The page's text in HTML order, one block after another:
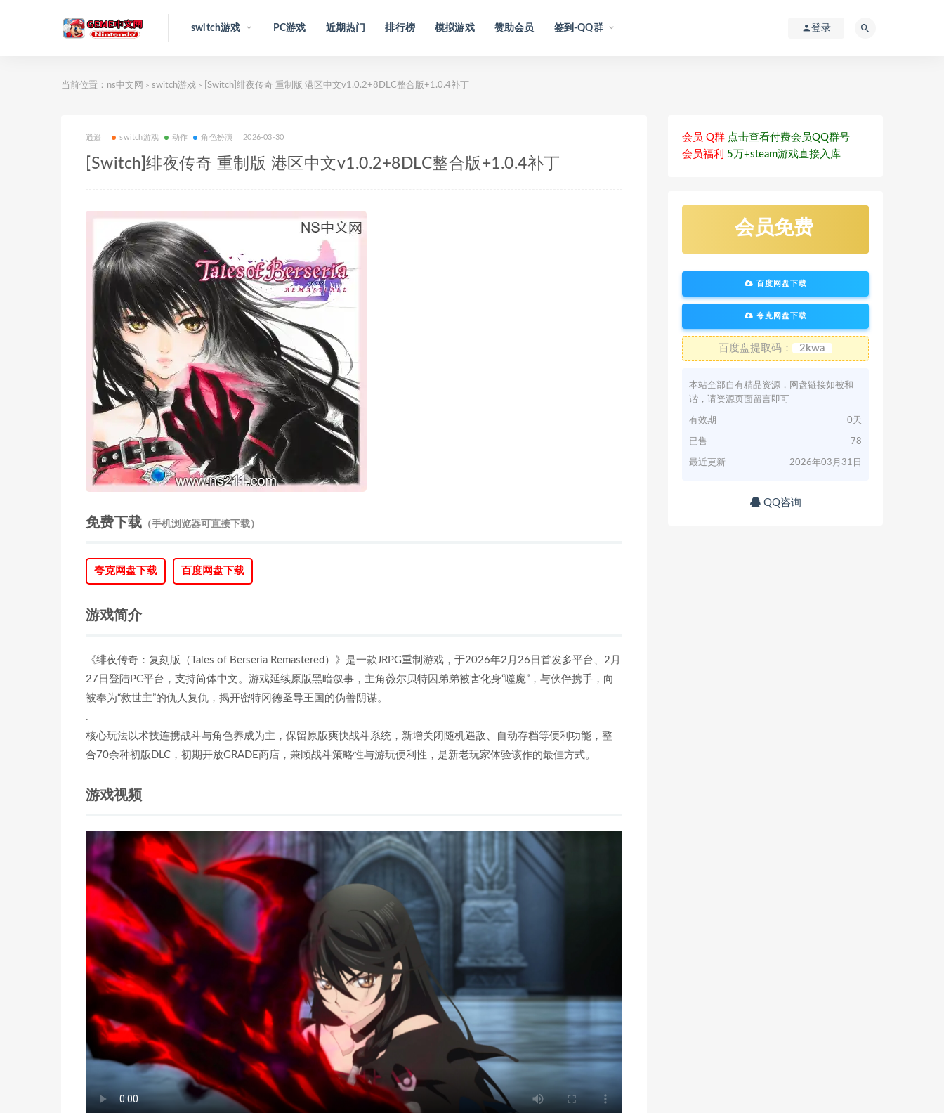
switch游戏 PC游戏 近期热门 排行榜 模拟游戏 赞助会员 签到-QQ群 登录
当前位置： ns中文网 > switch游戏 > [Switch]绯夜传奇 重制版 港区中文v1.0.2+8DLC整合版+1.0.4补丁
逍遥 switch游戏 动作 角色扮演 2026-03-30
[Switch]绯夜传奇 重制版 港区中文v1.0.2+8DLC整合版+1.0.4补丁
免费下载 （手机浏览器可直接下载）
夸克网盘下载 百度网盘下载
游戏简介
《绯夜传奇：复刻版（Tales of Berseria Remastered）》是一款JRPG重制游戏，于2026年2月26日首发多平台、2月
27日登陆PC平台，支持简体中文。游戏延续原版黑暗叙事，主角薇尔贝特因弟弟被害化身“噬魔”，与伙伴携手，向
被奉为“救世主”的仇人复仇，揭开密特冈德圣导王国的伪善阴谋。
.
核心玩法以术技连携战斗与角色养成为主，保留原版爽快战斗系统，新增关闭随机遇敌、自动存档等便利功能，整
合70余种初版DLC，初期开放GRADE商店，兼顾战斗策略性与游玩便利性，是新老玩家体验该作的最佳方式。
游戏视频
会员 Q群 点击查看付费会员QQ群号
会员福利 5万+steam游戏直接入库
会员免费
百度网盘下载
夸克网盘下载
百度盘提取码： 2kwa
本站全部自有精品资源，网盘链接如被和
谐，请资源页面留言即可
有效期 0天
已售 78
最近更新 2026年03月31日
QQ咨询